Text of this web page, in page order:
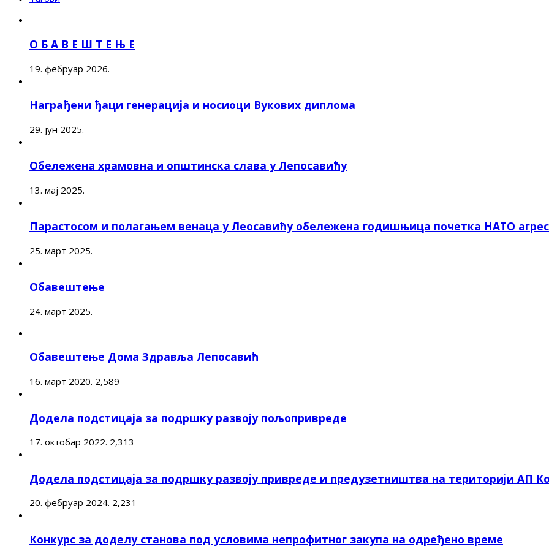
О Б А В Е Ш Т Е Њ Е
19. фебруар 2026.
Награђени ђаци генерација и носиоци Вукових диплома
29. јун 2025.
Обележена храмовна и општинска слава у Лепосавићу
13. мај 2025.
Парастосом и полагањем венаца у Леосавићу обележена годишњица почетка НАТО
25. март 2025.
Обавештење
24. март 2025.
Обавештење Дома Здравља Лепосавић
16. март 2020. 2,589
Додела подстицаја за подршку развоју пољопривреде
17. октобар 2022. 2,313
Додела подстицаја за подршку развоју привреде и предузетништва на територији АП
20. фебруар 2024. 2,231
Конкурс за доделу станова под условима непрофитног закупа на одређено време